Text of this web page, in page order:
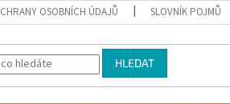
OSOBNÍCH ÚDAJŮ SLOVNÍK POJMŮ
HLEDAT